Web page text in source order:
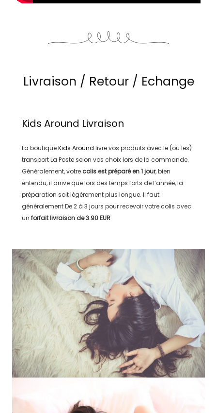
Livraison / Retour / Echange
Kids Around Livraison
La boutiqueKids Around livre vos produits avec le (ou les)
transportLa Posteselon vos choix lors de la commande.
Généralement, votre colis est préparé en1 jour, bien
entendu, il arrive que lors des temps forts de l’année, la
préparation soit légérement plus longue. Il faut
généralementDe 2 à 3 jours pour recevoir votre colis avec
un forfait livraison de3.90 EUR